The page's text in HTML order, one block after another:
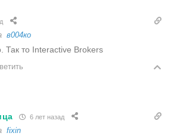
в004ко
Так то Interactive Brokers
6 лет назад
fixin